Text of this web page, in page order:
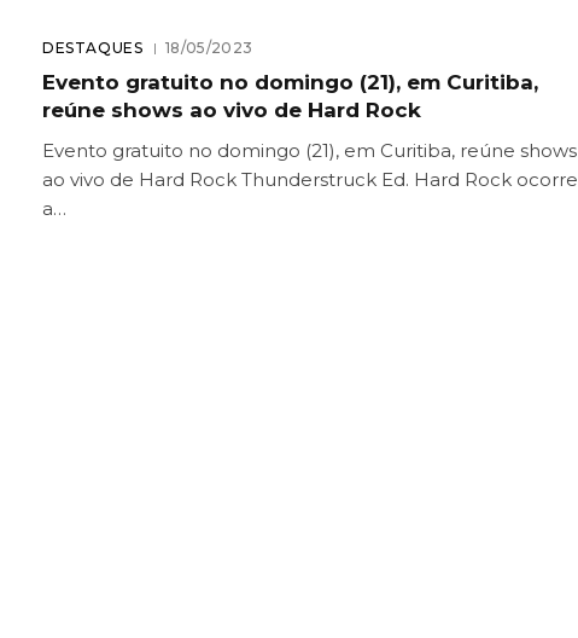
DESTAQUES 18/05/2023
Evento gratuito no domingo (21), em Curitiba,
reúne shows ao vivo de Hard Rock
Evento gratuito no domingo (21), em Curitiba, reúne shows
ao vivo de Hard Rock Thunderstruck Ed. Hard Rock ocorre
a…